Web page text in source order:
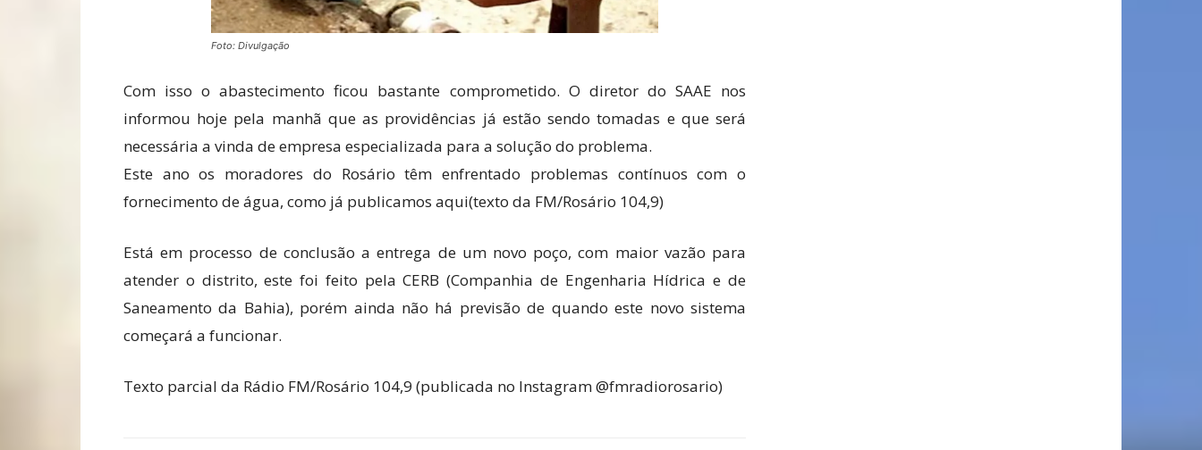
Foto: Divulgação
Com isso o abastecimento ficou bastante comprometido. O diretor do SAAE nos
informou hoje pela manhã que as providências já estão sendo tomadas e que será
necessária a vinda de empresa especializada para a solução do problema.
Este ano os moradores do Rosário têm enfrentado problemas contínuos com o
fornecimento de água, como já publicamos aqui(texto da FM/Rosário 104,9)
Está em processo de conclusão a entrega de um novo poço, com maior vazão para
atender o distrito, este foi feito pela CERB (Companhia de Engenharia Hídrica e de
Saneamento da Bahia), porém ainda não há previsão de quando este novo sistema
começará a funcionar.
Texto parcial da Rádio FM/Rosário 104,9 (publicada no Instagram @fmradiorosario)